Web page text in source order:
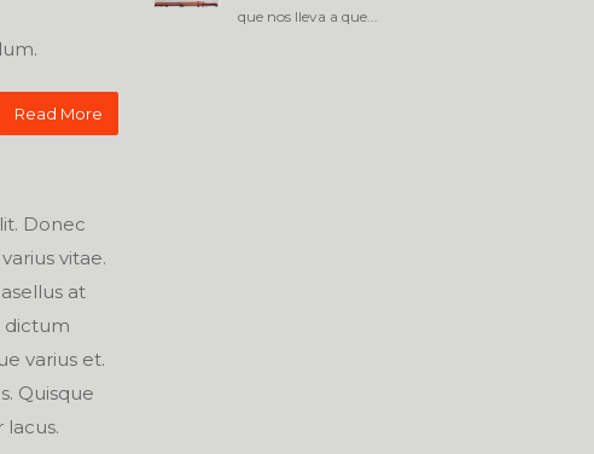
Read More
Donec
vitae.
at
dictum
varius et.
Quisque
que nos lleva a que...